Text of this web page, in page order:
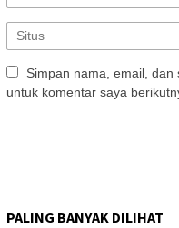
Simpan nama, email,
untuk komentar saya
PALING BANYAK DILIHAT